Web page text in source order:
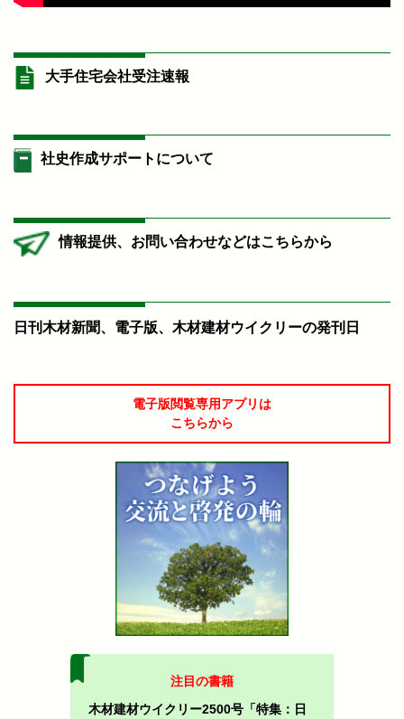
大手住宅会社受注速報
社史作成サポートについて
情報提供、お問い合わせなどはこちらから
日刊木材新聞、電子版、木材建材ウイクリーの発刊日
電子版閲覧専用アプリは
こちらから
注目の書籍
木材建材ウイクリー2500号「特集：日